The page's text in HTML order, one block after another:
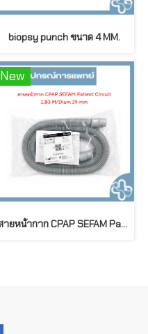
biopsy punch ขนาด 4 MM.
New
สายหน้ากาก CPAP SEFAM Patient Circuit 1.83 M / Diameter 19 mm